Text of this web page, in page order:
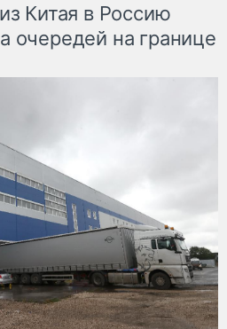
Китая в Россию
очередей на границе